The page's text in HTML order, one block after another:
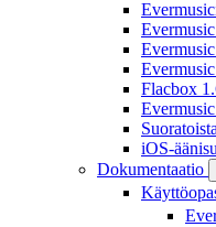
Flacbox
iOS-
Dokumentaatio